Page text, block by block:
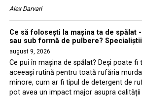
Alex Darvari
Ce să folosești la mașina ta de spălat
sau sub formă de pulbere?
august 9, 2026
Ce pui în mașina de spălat? Deși poate fi
aceeași rutină pentru toată rufăria
minore, cum ar fi tipul de detergent de
pot avea un impact major asupra